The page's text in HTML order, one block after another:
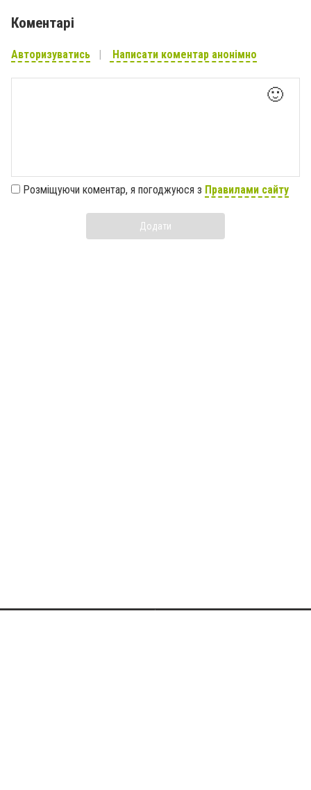
Коментарі
Авторизуватись Написати коментар анонімно
🙂
Розміщуючи коментар, я погоджуюся з Правилами сайту
Додати